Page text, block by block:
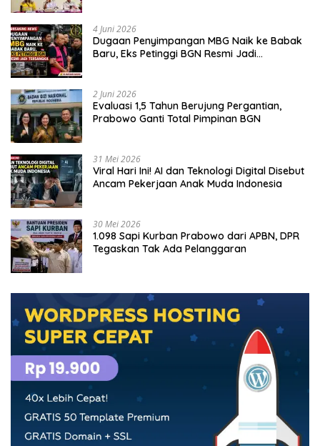
4 Juni 2026
Dugaan Penyimpangan MBG Naik ke Babak
Baru, Eks Petinggi BGN Resmi Jadi
2 Juni 2026
Evaluasi 1,5 Tahun Berujung Pergantian,
Prabowo Ganti Total Pimpinan BGN
31 Mei 2026
Viral Hari Ini! AI dan Teknologi Digital Disebut
Ancam Pekerjaan Anak Muda Indonesia
30 Mei 2026
1.098 Sapi Kurban Prabowo dari APBN, DPR
Tegaskan Tak Ada Pelanggaran